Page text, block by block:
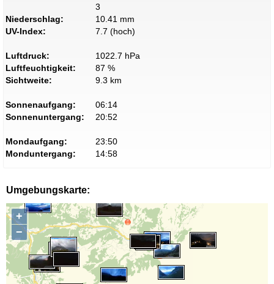
3
Niederschlag:
10.41 mm
UV-Index:
7.7 (hoch)
Luftdruck:
1022.7 hPa
Luftfeuchtigkeit:
87 %
Sichtweite:
9.3 km
Sonnenaufgang:
06:14
Sonnenuntergang:
20:52
Mondaufgang:
23:50
Monduntergang:
14:58
Umgebungskarte:
+
−